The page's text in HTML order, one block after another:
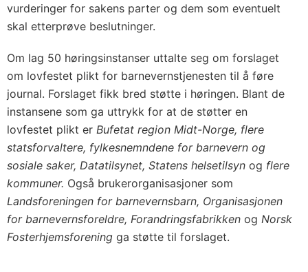
vurderinger for sakens parter og dem som eventuelt
skal etterprøve beslutninger.
Om lag 50 høringsinstanser uttalte seg om forslaget
om lovfestet plikt for barnevernstjenesten til å føre
journal. Forslaget fikk bred støtte i høringen. Blant de
instansene som ga uttrykk for at de støtter en
lovfestet plikt er Bufetat region Midt-Norge, flere
statsforvaltere, fylkesnemndene for barnevern og
sosiale saker, Datatilsynet, Statens helsetilsyn og flere
kommuner. Også brukerorganisasjoner som
Landsforeningen for barnevernsbarn, Organisasjonen
for barnevernsforeldre, Forandringsfabrikken og Norsk
Fosterhjemsforening ga støtte til forslaget.